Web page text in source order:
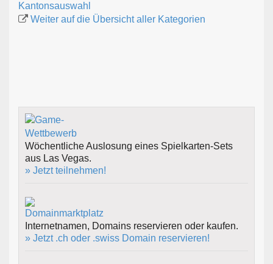
Kantonsauswahl
Weiter auf die Übersicht aller Kategorien
Wöchentliche Auslosung eines Spielkarten-Sets
aus Las Vegas.
» Jetzt teilnehmen!
Internetnamen, Domains reservieren oder kaufen.
» Jetzt .ch oder .swiss Domain reservieren!